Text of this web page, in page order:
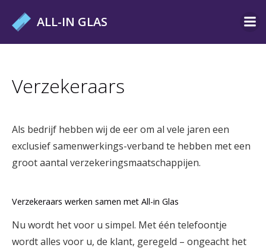
ALL-IN GLAS
Verzekeraars
Als bedrijf hebben wij de eer om al vele jaren een
exclusief samenwerkings-verband te hebben met een
groot aantal verzekeringsmaatschappijen.
Verzekeraars werken samen met All-in Glas
Nu wordt het voor u simpel. Met één telefoontje
wordt alles voor u, de klant, geregeld – ongeacht het